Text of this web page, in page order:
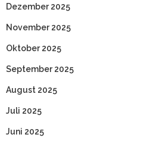
Dezember 2025
November 2025
Oktober 2025
September 2025
August 2025
Juli 2025
Juni 2025